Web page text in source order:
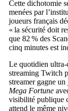
Cette dichotomie
menées par
joueurs français
« la sécurité doit
que 82 % des
cinq minutes est
Le quotidien
streaming Twitch
streamer gagne
Mega Fortune
visibilité publique
attend le même